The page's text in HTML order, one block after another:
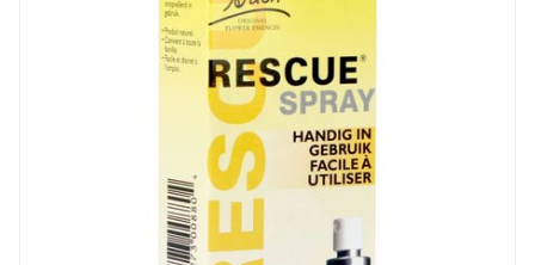
20
Kamertemperatuur (15°C - 25°C)